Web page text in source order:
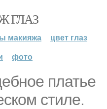
ГЛАЗ
макияжа
цвет глаз
фото
платье
стиле.